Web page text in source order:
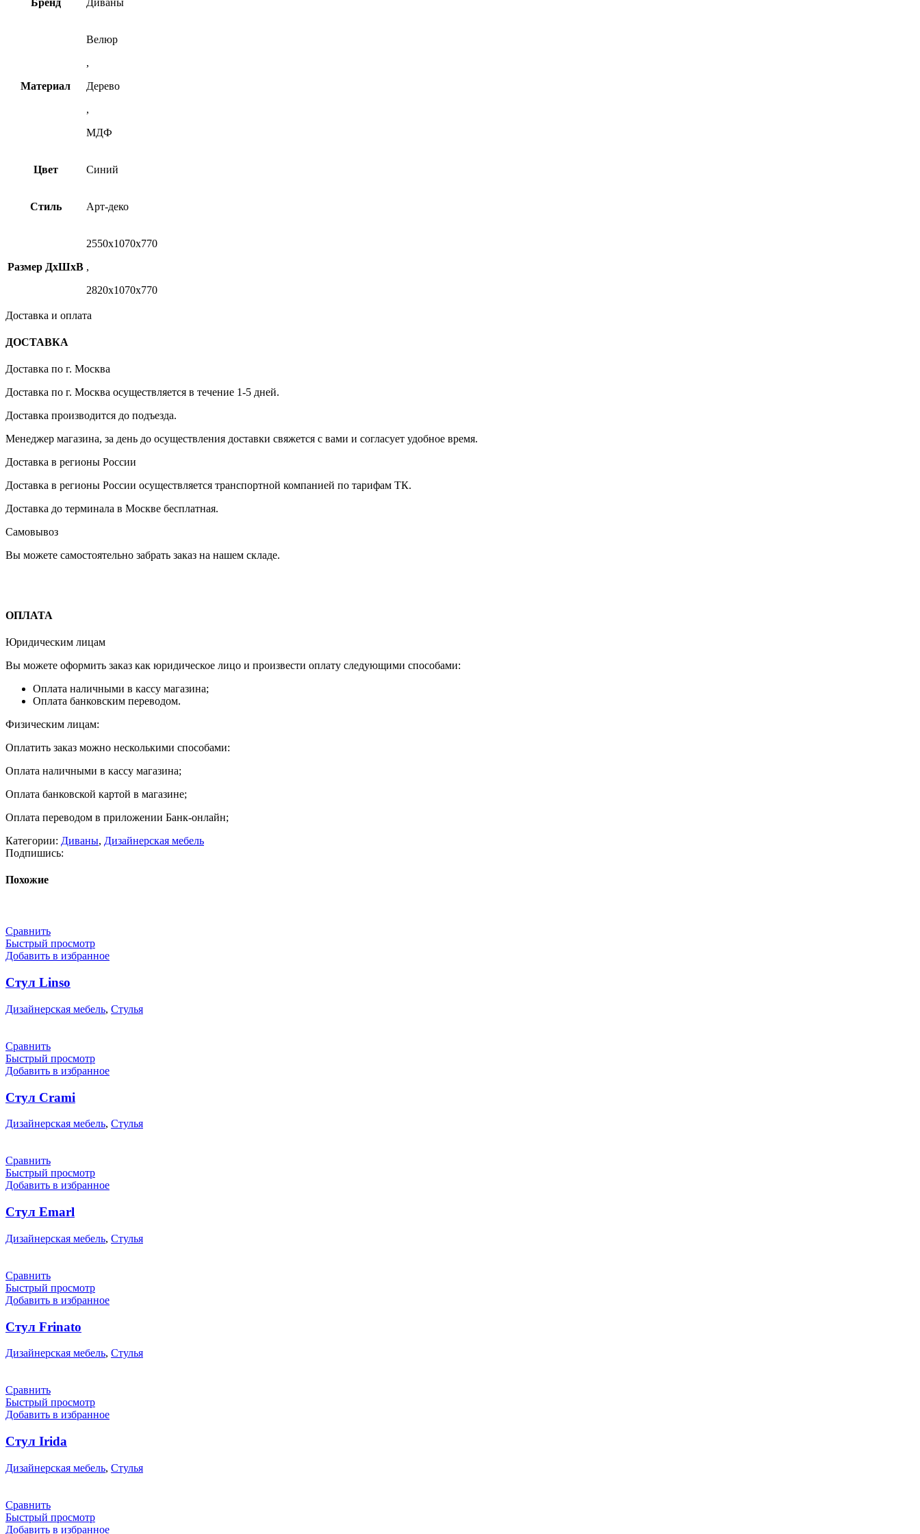
Материал
Велюр
,
Дерево
,
МДФ
Цвет Синий
Стиль Арт-деко
Размер ДхШхВ
2550х1070х770
,
2820х1070х770
Доставка и оплата
ДОСТАВКА
Доставка по г. Москва
Доставка по г. Москва осуществляется в течение 1-5 дней.
Доставка производится до подъезда.
Менеджер магазина, за день до осуществления доставки свяжется с вами и согласует удобное время.
Доставка в регионы России
Доставка в регионы России осуществляется транспортной компанией по тарифам ТК.
Доставка до терминала в Москве бесплатная.
Самовывоз
Вы можете самостоятельно забрать заказ на нашем складе.
ОПЛАТА
Юридическим лицам
Вы можете оформить заказ как юридическое лицо и произвести оплату следующими способами:
Оплата наличными в кассу магазина;
Оплата банковским переводом.
Физическим лицам:
Оплатить заказ можно несколькими способами:
Оплата наличными в кассу магазина;
Оплата банковской картой в магазине;
Оплата переводом в приложении Банк-онлайн;
Категории: Диваны, Дизайнерская мебель
Подпишись:
Похожие
Сравнить
Быстрый просмотр
Добавить в избранное
Стул Linso
Дизайнерская мебель, Стулья
Сравнить
Быстрый просмотр
Добавить в избранное
Стул Crami
Дизайнерская мебель, Стулья
Сравнить
Быстрый просмотр
Добавить в избранное
Стул Emarl
Дизайнерская мебель, Стулья
Сравнить
Быстрый просмотр
Добавить в избранное
Стул Frinato
Дизайнерская мебель, Стулья
Сравнить
Быстрый просмотр
Добавить в избранное
Стул Irida
Дизайнерская мебель, Стулья
Сравнить
Быстрый просмотр
Добавить в избранное